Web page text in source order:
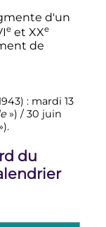
d'un
e et XXe
de
: mardi 13
») /30 juin
du